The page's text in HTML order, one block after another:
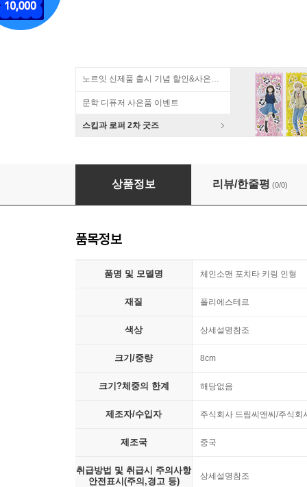
노르잇 신제품 출시 기념 할인&사은품 증정!
문학 디퓨저 사은품 이벤트
스킵과 로퍼 2차 굿즈
[공식정품] 체인소맨 포치타 키링 인형 - 8cm
상품정보 리뷰/한줄평 (0/0)
품목정보
품명 및 모델명 체인소맨 포치타 키링 인형
재질 폴리에스테르
색상 상세설명참조
크기/중량 8cm
크기?체중의 한계 해당없음
제조자/수입자 주식회사 드림씨앤씨/주식회
제조국 중국
취급방법 및 취급시 주의사항
안전표시(주의,경고 등)
상세설명참조